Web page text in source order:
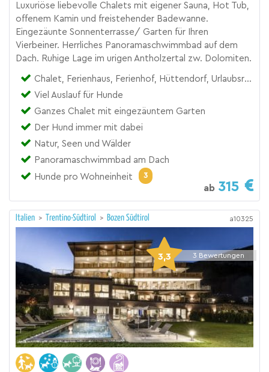
Luxuriöse liebevolle Chalets mit eigener Sauna, Hot Tub,
offenem Kamin und freistehender Badewanne.
Eingezäunte Sonnenterrasse/ Garten für Ihren
Vierbeiner. Herrliches Panoramaschwimmbad auf dem
Dach. Ruhige Lage im urigen Antholzertal zw. Dolomiten.
Chalet, Ferienhaus, Ferienhof, Hüttendorf, Urlaubsresort, Zimmer
Viel Auslauf für Hunde
Ganzes Chalet mit eingezäuntem Garten
Der Hund immer mit dabei
Natur, Seen und Wälder
Panoramaschwimmbad am Dach
Hunde pro Wohneinheit
3
ab 315
Italien > Trentino-Südtirol > Bozen Südtirol a10325
3,3 3 Bewertungen